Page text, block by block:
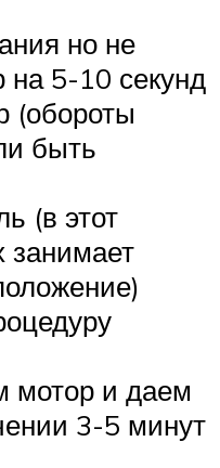
но не
на 5-10 секунд
(обороты
быть
(в этот
занимает
мотор и даем
3-5 минут